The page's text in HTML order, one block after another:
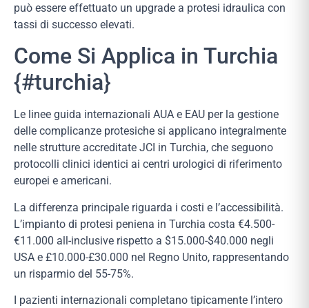
può essere effettuato un upgrade a protesi idraulica con
tassi di successo elevati.
Come Si Applica in Turchia
{#turchia}
Le linee guida internazionali AUA e EAU per la gestione
delle complicanze protesiche si applicano integralmente
nelle strutture accreditate JCI in Turchia, che seguono
protocolli clinici identici ai centri urologici di riferimento
europei e americani.
La differenza principale riguarda i costi e l’accessibilità.
L’impianto di protesi peniena in Turchia costa €4.500-
€11.000 all-inclusive rispetto a $15.000-$40.000 negli
USA e £10.000-£30.000 nel Regno Unito, rappresentando
un risparmio del 55-75%.
I pazienti internazionali completano tipicamente l’intero